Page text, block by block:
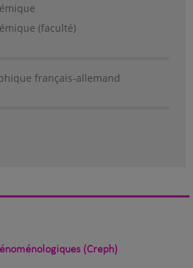
(faculté)
français-allemand
(Creph)